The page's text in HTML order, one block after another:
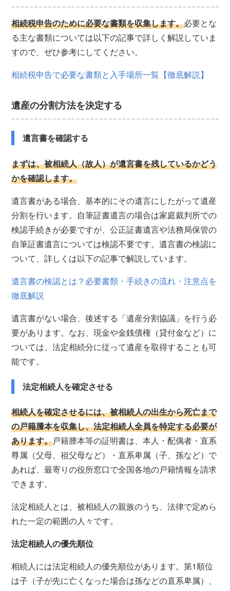
相続税申告のために必要な書類を収集します。必要とな
る主な書類については以下の記事で詳しく解説していま
すので、ぜひ参考にしてください。
相続税申告で必要な書類と入手場所一覧【徹底解説】
遺産の分割方法を決定する
遺言書を確認する
まずは、被相続人（故人）が遺言書を残しているかどう
かを確認します。
遺言書がある場合、基本的にその遺言にしたがって遺産
分割を行います。自筆証書遺言の場合は家庭裁判所での
検認手続きが必要ですが、公正証書遺言や法務局保管の
自筆証書遺言については検認不要です。遺言書の検認に
ついて、詳しくは以下の記事で解説しています。
遺言書の検認とは？必要書類・手続きの流れ・注意点を
徹底解説
遺言書がない場合、後述する「遺産分割協議」を行う必
要があります。なお、現金や金銭債権（貸付金など）に
ついては、法定相続分に従って遺産を取得することも可
能です。
法定相続人を確定させる
相続人を確定させるには、被相続人の出生から死亡まで
の戸籍謄本を収集し、法定相続人全員を特定する必要が
あります。戸籍謄本等の証明書は、本人・配偶者・直系
尊属（父母、祖父母など）・直系卑属（子、孫など）で
あれば、最寄りの役所窓口で全国各地の戸籍情報を請求
できます。
法定相続人とは、被相続人の親族のうち、法律で定めら
れた一定の範囲の人々です。
法定相続人の優先順位
相続人には法定相続人の優先順位があります。第1順位
は子（子が先に亡くなった場合は孫などの直系卑属）、